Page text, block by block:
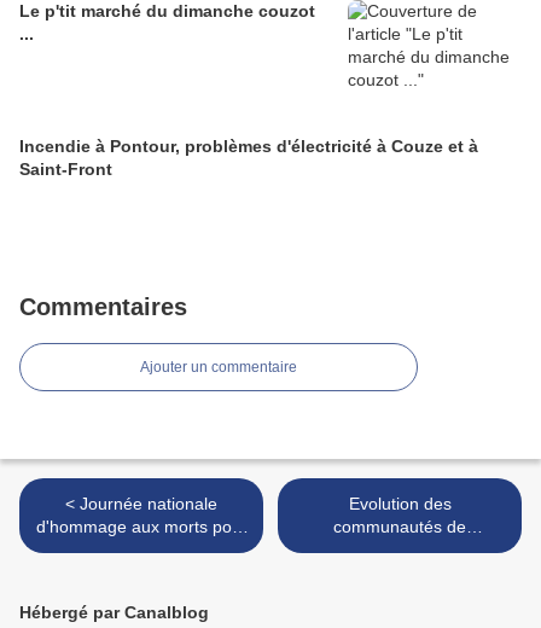
Le p'tit marché du dimanche couzot
...
Incendie à Pontour, problèmes d'électricité à Couze et à
Saint-Front
Commentaires
Ajouter un commentaire
< Journée nationale
d'hommage aux morts pour
la France pendant la
Tunisie
Evolution des
communautés de
communes >
Hébergé par Canalblog